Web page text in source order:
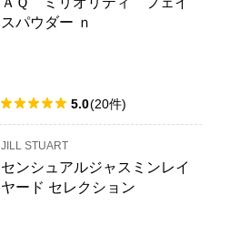
スパウダー ｎ
5.0(20件)
JILL STUART
センシュアルジャスミンレイ
ヤード セレクション